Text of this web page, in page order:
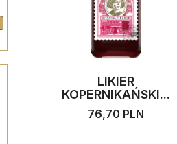
LIKIER
KOPERNIKAŃSKI...
76,70 PLN